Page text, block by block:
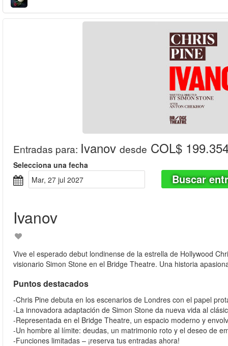
Entradas para: Ivanov desde COL$
Selecciona una fecha
mar, 27 jul 2027
Buscar
Ivanov
Vive el esperado debut londinense de la estrella de Hollywood
visionario Simon Stone en el Bridge Theatre. Una historia
Puntos destacados
-Chris Pine debuta en los escenarios de Londres con el papel
-La innovadora adaptación de Simon Stone da nueva vida al
-Representada en el Bridge Theatre, un espacio moderno y
-Un hombre al límite: deudas, un matrimonio roto y el deseo de
-Funciones limitadas – ¡reserva tus entradas ahora!